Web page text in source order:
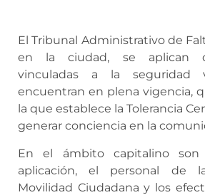
El Tribunal Administrativo de
en la ciudad, se aplican
vinculadas a la
encuentran en plena vigencia,
la que establece la Tolerancia
generar conciencia en la
En el ámbito capitalino son
aplicación, el personal de
Movilidad Ciudadana y los